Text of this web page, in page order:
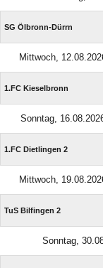
SG Ölbronn-Dürrn
Mittwoch,
1.FC Kieselbronn
Sonntag,
1.FC Dietlingen 2
Mittwoch,
TuS Bilfingen 2
Sonntag,